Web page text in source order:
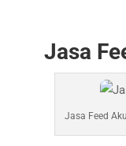
Jasa
Jasa Feed